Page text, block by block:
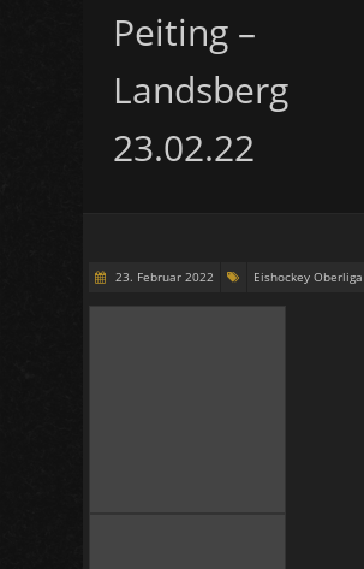
Peiting –
Landsberg
23.02.22
23. Februar 2022 Eishockey